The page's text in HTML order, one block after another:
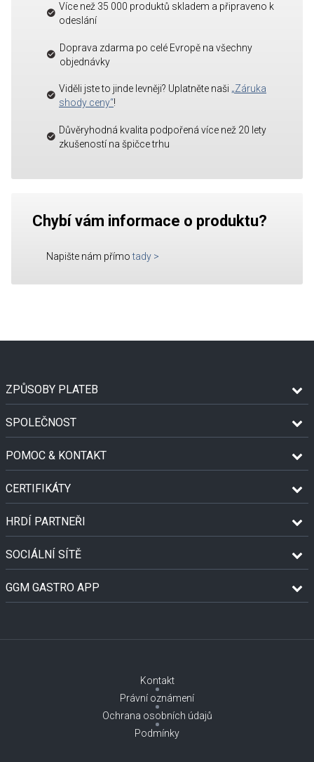
Více než 35 000 produktů skladem a připraveno k
odeslání
Doprava zdarma po celé Evropě na všechny
objednávky
Viděli jste to jinde levněji? Uplatněte naši „Záruka
shody ceny“!
Důvěryhodná kvalita podpořená více než 20 lety
zkušeností na špičce trhu
Chybí vám informace o produktu?
Napište nám přímo tady >
ZPŮSOBY PLATEB
SPOLEČNOST
POMOC & KONTAKT
CERTIFIKÁTY
HRDÍ PARTNEŘI
SOCIÁLNÍ SÍTĚ
GGM GASTRO APP
Kontakt
Právní oznámení
Ochrana osobních údajů
Podmínky